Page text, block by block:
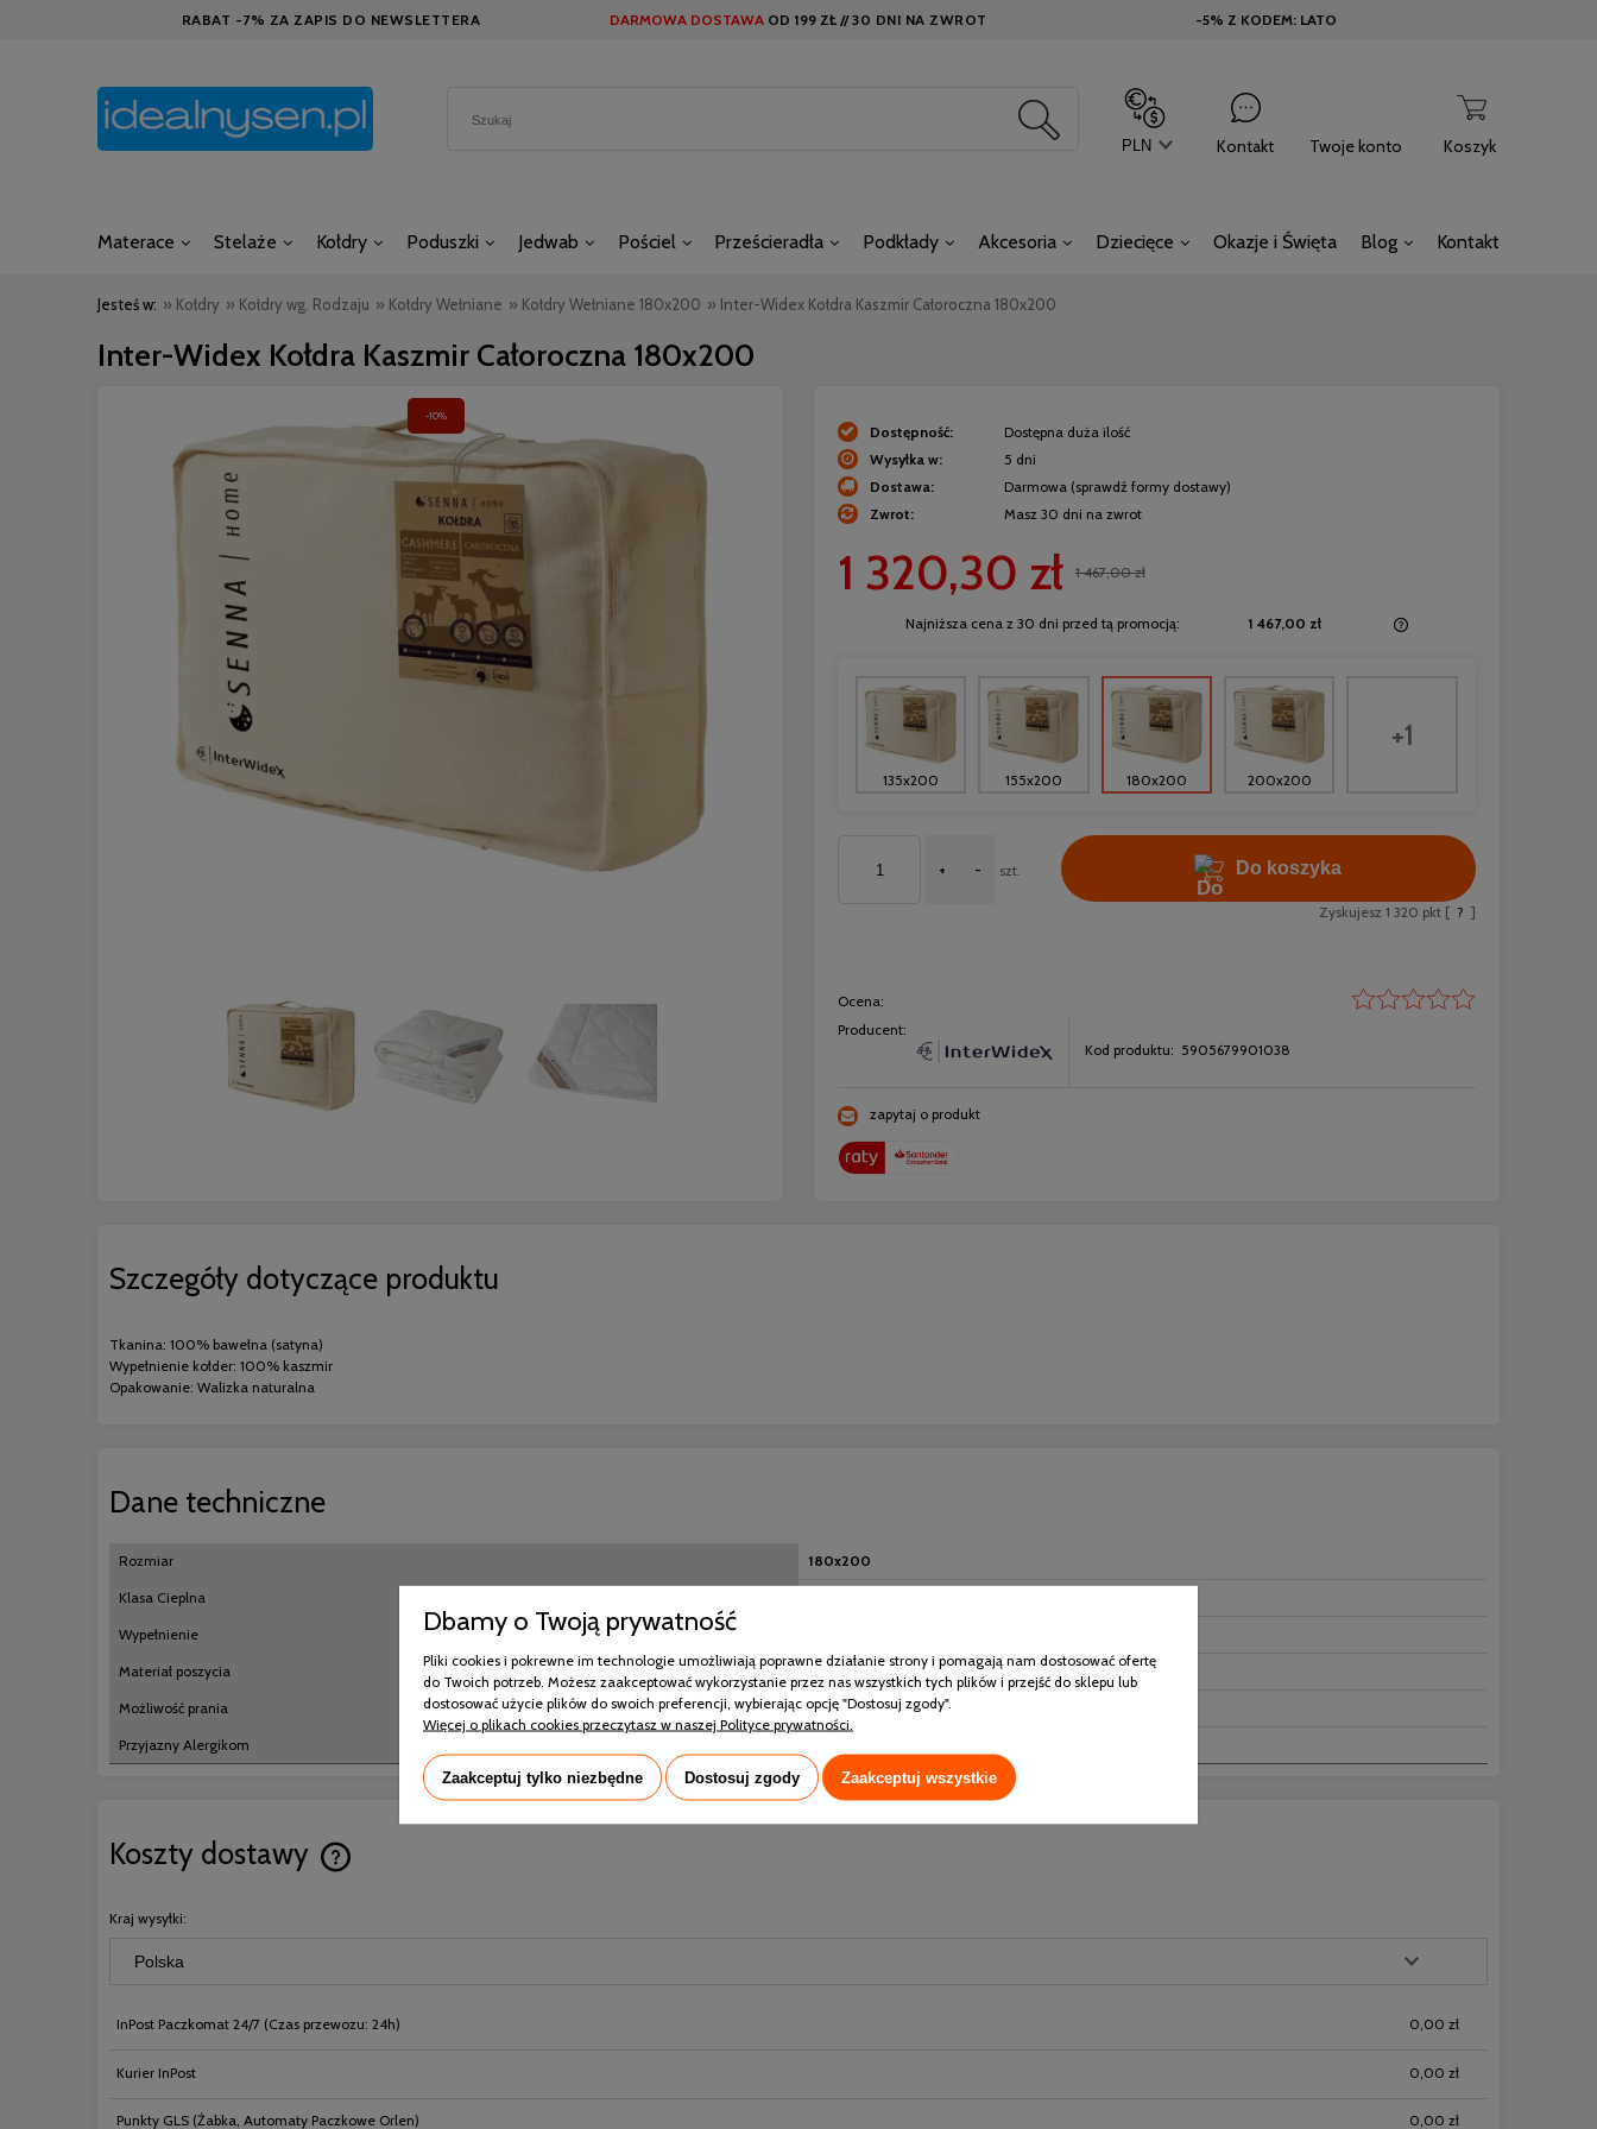
RABAT -7% ZA ZAPIS DO NEWSLETTERA DARMOWA DOSTAWA OD 199 ZŁ //30 DNI NA ZWROT -5% Z KODEM: LATO
Koszyk
Kontakt Twoje konto
Materace Stelaże Kołdry Poduszki Jedwab Pościel Prześcieradła Podkłady Akcesoria Dziecięce Okazje i Święta Blog Kontakt
Jesteś w: » Kołdry » Kołdry wg. Rodzaju » Kołdry Wełniane » Kołdry Wełniane 180x200 » Inter-Widex Kołdra Kaszmir Całoroczna 180x200
Inter-Widex Kołdra Kaszmir Całoroczna 180x200
-10%
Dostępność:
Dostępna duża ilość
Wysyłka w:
5 dni
Dostawa:
Darmowa (sprawdź formy dostawy)
Zwrot:
Masz 30 dni na zwrot
1 320,30 zł 1 467,00 zł
Najniższa cena z 30 dni przed tą promocją: 1 467,00 zł
Jeżeli produkt jest sprzedawany krócej niż
30 dni, wyświetlana jest najniższa cena od
momentu, kiedy produkt pojawił się w
sprzedaży.
135x200 155x200 180x200 200x200
+1
+ - szt. Do koszyka
Zyskujesz 1 320 pkt [ ? ]
Ocena:
Producent:
Kod produktu: 5905679901038
zapytaj o produkt
Szczegóły dotyczące produktu
Tkanina: 100% bawełna (satyna)
Wypełnienie kołder: 100% kaszmir
Opakowanie: Walizka naturalna
Dane techniczne
Rozmiar 180x200
Klasa Cieplna
Wypełnienie
Materiał poszycia 100% Bawełna
Możliwość prania Nie
Przyjazny Alergikom
Koszty dostawy
Kraj wysyłki:
InPost Paczkomat 24/7 (Czas przewozu: 24h) 0,00 zł
Kurier InPost 0,00 zł
Punkty GLS (Żabka, Automaty Paczkowe Orlen) 0,00 zł
Dbamy o Twoją prywatność
Pliki cookies i pokrewne im technologie umożliwiają poprawne działanie strony i pomagają nam dostosować ofertę
do Twoich potrzeb. Możesz zaakceptować wykorzystanie przez nas wszystkich tych plików i przejść do sklepu lub
dostosować użycie plików do swoich preferencji, wybierając opcję "Dostosuj zgody".
Więcej o plikach cookies przeczytasz w naszej Polityce prywatności.
Zaakceptuj tylko niezbędne Dostosuj zgody Zaakceptuj wszystkie